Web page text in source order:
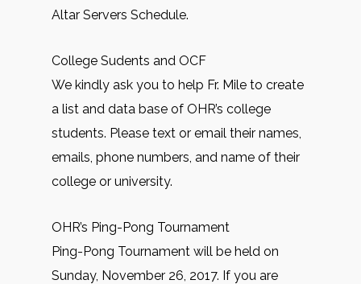
Altar Servers Schedule.
College Sudents and OCF
We kindly ask you to help Fr. Mile to create
a list and data base of OHR’s college
students. Please text or email their names,
emails, phone numbers, and name of their
college or university.
OHR’s Ping-Pong Tournament
Ping-Pong Tournament will be held on
Sunday, November 26, 2017. If you are